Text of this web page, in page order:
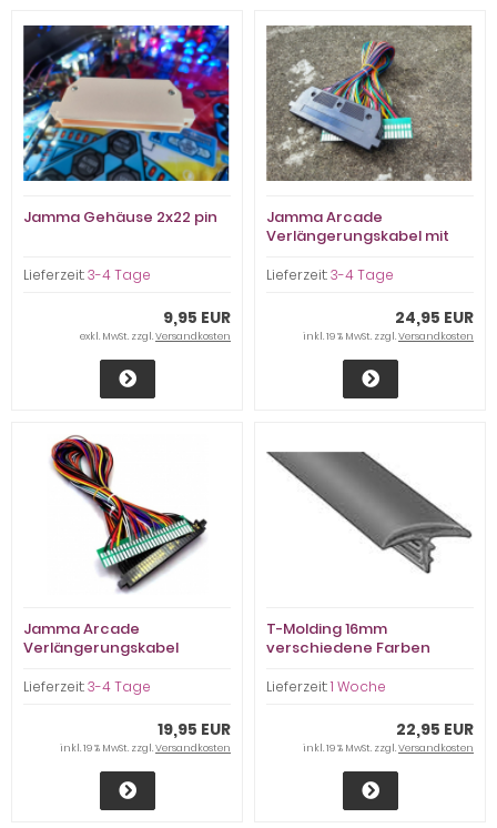
Jamma Gehäuse 2x22 pin
Lieferzeit:3-4 Tage
9,95 EUR
exkl. MwSt. zzgl.Versandkosten
Jamma Arcade
Verlängerungskabel mit
Lieferzeit:3-4 Tage
24,95 EUR
inkl. 19 % MwSt. zzgl.Versandkosten
Jamma Arcade
Verlängerungskabel
Lieferzeit:3-4 Tage
19,95 EUR
inkl. 19 % MwSt. zzgl.Versandkosten
T-Molding 16mm
verschiedene Farben
Lieferzeit:1 Woche
22,95 EUR
inkl. 19 % MwSt. zzgl.Versandkosten